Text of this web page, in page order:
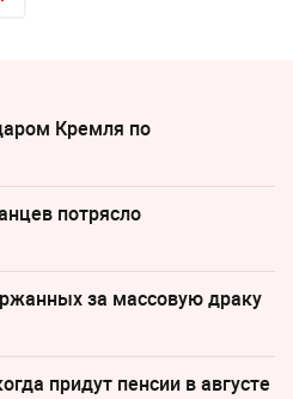
Кремля по
потрясло
за массовую драку
придут пенсии в августе